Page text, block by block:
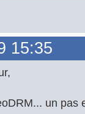
15:35
un pas